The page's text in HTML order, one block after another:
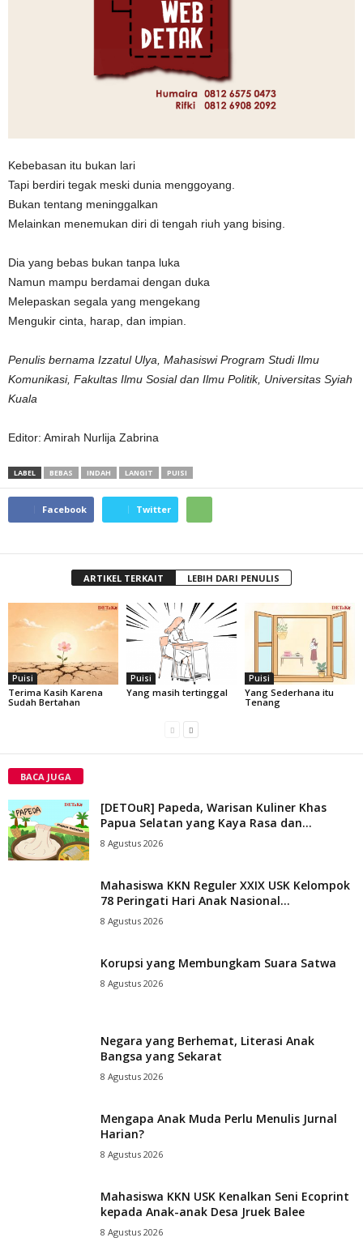
Kebebasan itu bukan lari
Tapi berdiri tegak meski dunia menggoyang.
Bukan tentang meninggalkan
Melainkan menemukan diri di tengah riuh yang bising.
Dia yang bebas bukan tanpa luka
Namun mampu berdamai dengan duka
Melepaskan segala yang mengekang
Mengukir cinta, harap, dan impian.
Penulis bernama Izzatul Ulya, Mahasiswi Program Studi Ilmu
Komunikasi, Fakultas Ilmu Sosial dan Ilmu Politik, Universitas Syiah
Kuala
Editor: Amirah Nurlija Zabrina
LABEL BEBAS INDAH LANGIT PUISI
Facebook Twitter
ARTIKEL TERKAIT LEBIH DARI PENULIS
Puisi
Terima Kasih Karena
Sudah Bertahan
Puisi
Yang masih tertinggal
Puisi
Yang Sederhana itu
Tenang
BACA JUGA
[DETOuR] Papeda, Warisan Kuliner Khas
Papua Selatan yang Kaya Rasa dan...
8 Agustus 2026
Mahasiswa KKN Reguler XXIX USK Kelompok
78 Peringati Hari Anak Nasional...
8 Agustus 2026
Korupsi yang Membungkam Suara Satwa
8 Agustus 2026
Negara yang Berhemat, Literasi Anak
Bangsa yang Sekarat
8 Agustus 2026
Mengapa Anak Muda Perlu Menulis Jurnal
Harian?
8 Agustus 2026
Mahasiswa KKN USK Kenalkan Seni Ecoprint
kepada Anak-anak Desa Jruek Balee
8 Agustus 2026